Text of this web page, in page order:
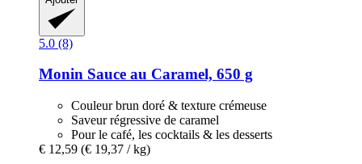
5.0 (8)
Monin Sauce au Caramel, 650 g
Couleur brun doré & texture crémeuse
Saveur régressive de caramel
Pour le café, les cocktails & les desserts
€ 12,59 (€ 19,37 / kg)